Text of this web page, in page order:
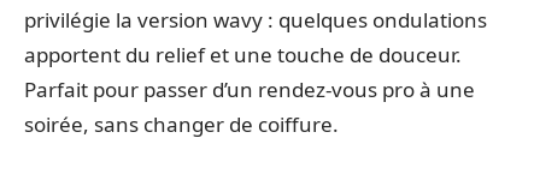
privilégie la version wavy : quelques ondulations
apportent du relief et une touche de douceur.
Parfait pour passer d’un rendez-vous pro à une
soirée, sans changer de coiffure.